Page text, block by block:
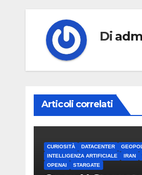
Di
Articoli correlati
CURIOSITÀ DATACENTER
INTELLIGENZA ARTIFICIALE
IRAN
OPENAI
STARGATE